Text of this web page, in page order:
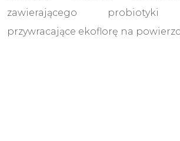
zawierającego probiotyki
przywracające ekoflorę na